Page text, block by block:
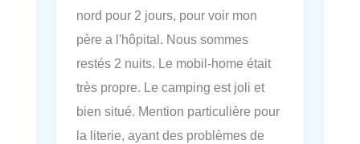
nord pour 2 jours, pour voir mon
père a l'hôpital. Nous sommes
restés 2 nuits. Le mobil-home était
très propre. Le camping est joli et
bien situé. Mention particulière pour
la literie, ayant des problèmes de